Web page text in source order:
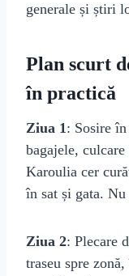
generale și știri
Plan scurt
în practică
Ziua 1: Sosire
bagajele,
Karoulia cer
în sat și gata.
Ziua 2: Plecare
traseu spre